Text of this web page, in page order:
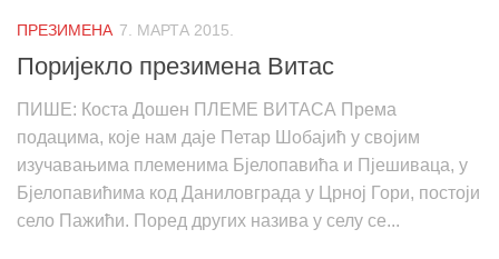
ПРЕЗИМЕНА 7. МАРТА 2015.
Поријекло презимена Витас
ПИШЕ: Коста Дошен ПЛЕМЕ ВИТАСА Према
подацима, које нам даје Петар Шобајић у својим
изучавањима племенима Бјелопавића и Пјешиваца, у
Бјелопавићима код Даниловграда у Црној Гори, постоји
село Пажићи. Поред других назива у селу се...